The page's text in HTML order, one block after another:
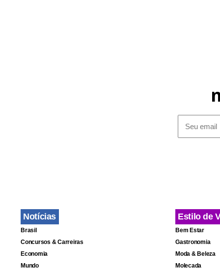
Notícias
Brasil
Concursos & Carreiras
Economia
Mundo
Estilo de
Bem Estar
Gastronomia
Moda & Beleza
Molecada